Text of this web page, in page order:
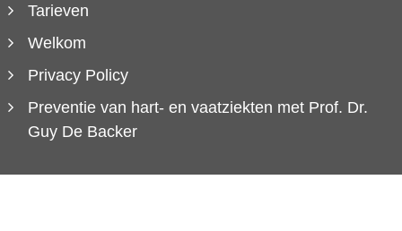
Tarieven
Welkom
Privacy Policy
Preventie van hart- en vaatziekten met Prof. Dr.
Guy De Backer